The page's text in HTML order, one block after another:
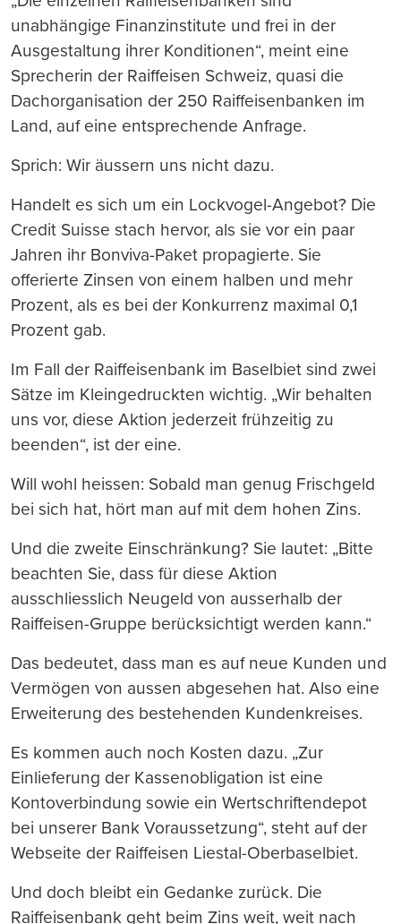
unabhängige Finanzinstitute und frei in der
Ausgestaltung ihrer Konditionen“, meint eine
Sprecherin der Raiffeisen Schweiz, quasi die
Dachorganisation der 250 Raiffeisenbanken im
Land, auf eine entsprechende Anfrage.
Sprich: Wir äussern uns nicht dazu.
Handelt es sich um ein Lockvogel-Angebot? Die
Credit Suisse stach hervor, als sie vor ein paar
Jahren ihr Bonviva-Paket propagierte. Sie
offerierte Zinsen von einem halben und mehr
Prozent, als es bei der Konkurrenz maximal 0,1
Prozent gab.
Im Fall der Raiffeisenbank im Baselbiet sind zwei
Sätze im Kleingedruckten wichtig. „Wir behalten
uns vor, diese Aktion jederzeit frühzeitig zu
beenden“, ist der eine.
Will wohl heissen: Sobald man genug Frischgeld
bei sich hat, hört man auf mit dem hohen Zins.
Und die zweite Einschränkung? Sie lautet: „Bitte
beachten Sie, dass für diese Aktion
ausschliesslich Neugeld von ausserhalb der
Raiffeisen-Gruppe berücksichtigt werden kann.“
Das bedeutet, dass man es auf neue Kunden und
Vermögen von aussen abgesehen hat. Also eine
Erweiterung des bestehenden Kundenkreises.
Es kommen auch noch Kosten dazu. „Zur
Einlieferung der Kassenobligation ist eine
Kontoverbindung sowie ein Wertschriftendepot
bei unserer Bank Voraussetzung“, steht auf der
Webseite der Raiffeisen Liestal-Oberbaselbiet.
Und doch bleibt ein Gedanke zurück. Die
Raiffeisenbank geht beim Zins weit, weit nach